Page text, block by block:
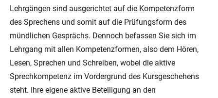
Lehrgängen sind ausgerichtet auf die Kompetenzform
des Sprechens und somit auf die Prüfungsform des
mündlichen Gesprächs. Dennoch befassen Sie sich im
Lehrgang mit allen Kompetenzformen, also dem Hören,
Lesen, Sprechen und Schreiben, wobei die aktive
Sprechkompetenz im Vordergrund des Kursgeschehens
steht. Ihre eigene aktive Beteiligung an den